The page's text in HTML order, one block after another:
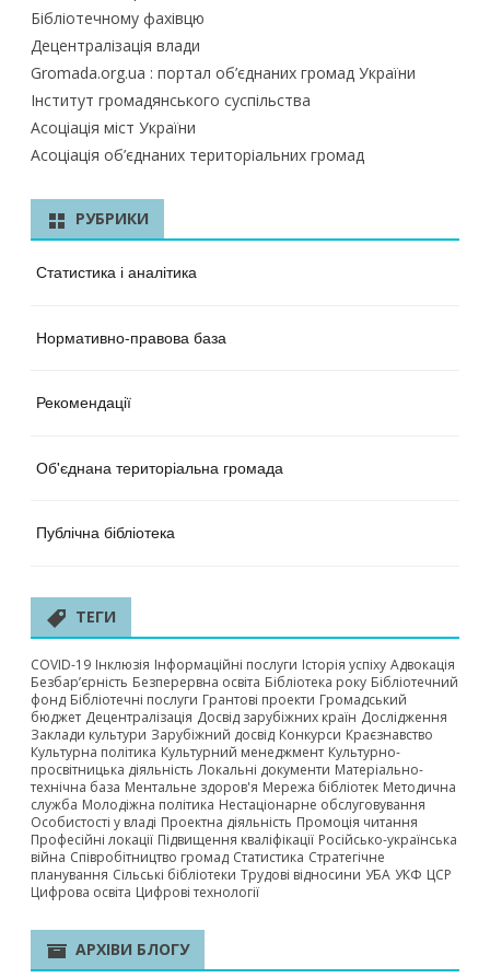
Бібліотечному фахівцю
Децентралізація влади
Gromada.org.ua : портал об’єднаних громад України
Інститут громадянського суспільства
Асоціація міст України
Асоціація об’єднаних територіальних громад
РУБРИКИ
Статистика і аналітика
Нормативно-правова база
Рекомендації
Об'єднана територіальна громада
Публічна бібліотека
ТЕГИ
COVID-19 Інклюзія Інформаційні послуги Історія успіху Адвокація
Безбар’єрність Безперервна освіта Бібліотека року Бібліотечний
фонд Бібліотечні послуги Грантові проекти Громадський
бюджет Децентралізація Досвід зарубіжних країн Дослідження
Заклади культури Зарубіжний досвід Конкурси Краєзнавство
Культурна політика Культурний менеджмент Культурно-
просвітницька діяльність Локальні документи Матеріально-
технічна база Ментальне здоров'я Мережа бібліотек Методична
служба Молодіжна політика Нестаціонарне обслуговування
Особистості у владі Проектна діяльність Промоція читання
Професійні локації Підвищення кваліфікації Російсько-українська
війна Співробітництво громад Статистика Стратегічне
планування Сільські бібліотеки Трудові відносини УБА УКФ ЦСР
Цифрова освіта Цифрові технології
АРХІВИ БЛОГУ